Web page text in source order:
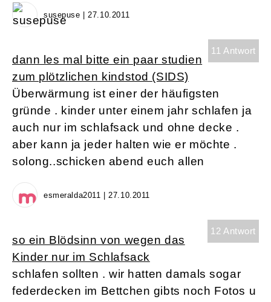
susepuse | 27.10.2011
11 Antwort
dann les mal bitte ein paar studien
zum plötzlichen kindstod (SIDS)
Überwärmung ist einer der häufigsten
gründe . kinder unter einem jahr schlafen ja
auch nur im schlafsack und ohne decke .
aber kann ja jeder halten wie er möchte .
solong..schicken abend euch allen
esmeralda2011 | 27.10.2011
12 Antwort
so ein Blödsinn von wegen das
Kinder nur im Schlafsack
schlafen sollten . wir hatten damals sogar
federdecken im Bettchen gibts noch Fotos u